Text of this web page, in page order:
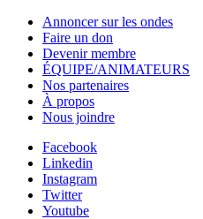
Annoncer sur les ondes
Faire un don
Devenir membre
ÉQUIPE/ANIMATEURS
Nos partenaires
À propos
Nous joindre
Facebook
Linkedin
Instagram
Twitter
Youtube